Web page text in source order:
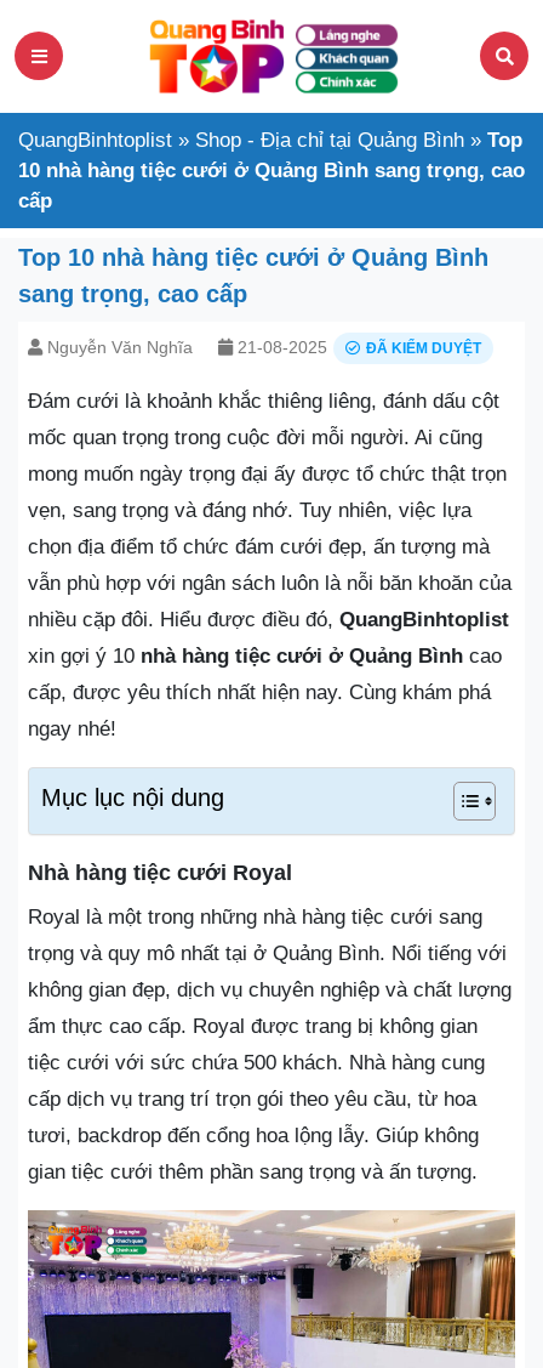
QuangBinhtoplist » Shop - Địa chỉ tại Quảng Bình » Top
10 nhà hàng tiệc cưới ở Quảng Bình sang trọng, cao
cấp
Top 10 nhà hàng tiệc cưới ở Quảng Bình
sang trọng, cao cấp
Nguyễn Văn Nghĩa 21-08-2025 ĐÃ KIỂM DUYỆT
Đám cưới là khoảnh khắc thiêng liêng, đánh dấu cột
mốc quan trọng trong cuộc đời mỗi người. Ai cũng
mong muốn ngày trọng đại ấy được tổ chức thật trọn
vẹn, sang trọng và đáng nhớ. Tuy nhiên, việc lựa
chọn địa điểm tổ chức đám cưới đẹp, ấn tượng mà
vẫn phù hợp với ngân sách luôn là nỗi băn khoăn của
nhiều cặp đôi. Hiểu được điều đó, QuangBinhtoplist
xin gợi ý 10 nhà hàng tiệc cưới ở Quảng Bình cao
cấp, được yêu thích nhất hiện nay. Cùng khám phá
ngay nhé!
Mục lục nội dung
Nhà hàng tiệc cưới Royal
Royal là một trong những nhà hàng tiệc cưới sang
trọng và quy mô nhất tại ở Quảng Bình. Nổi tiếng với
không gian đẹp, dịch vụ chuyên nghiệp và chất lượng
ẩm thực cao cấp. Royal được trang bị không gian
tiệc cưới với sức chứa 500 khách. Nhà hàng cung
cấp dịch vụ trang trí trọn gói theo yêu cầu, từ hoa
tươi, backdrop đến cổng hoa lộng lẫy. Giúp không
gian tiệc cưới thêm phần sang trọng và ấn tượng.